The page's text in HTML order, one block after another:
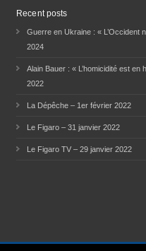
Recent posts
Guerre en Ukraine : « L’Occident
2024
Alain Bauer : « L’homicidité est
2022
La Dépêche – 1er février 2022
Le Figaro – 31 janvier 2022
Le Figaro TV – 29 janvier 2022